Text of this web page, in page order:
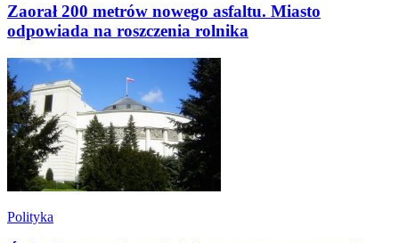
Zaorał 200 metrów nowego asfaltu. Miasto
odpowiada na roszczenia rolnika
Polityka